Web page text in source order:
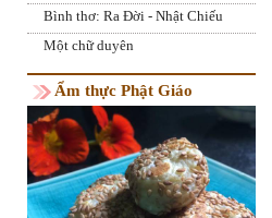
Bình thơ: Ra Đời - Nhật Chiếu
Một chữ duyên
Ẩm thực Phật Giáo